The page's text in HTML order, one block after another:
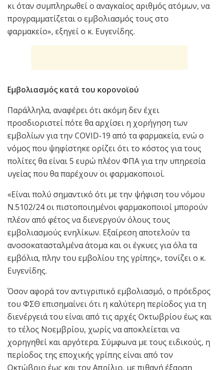
κι όταν συμπληρωθεί ο αναγκαίος αριθμός ατόμων, να
προγραμματίζεται ο εμβολιασμός τους στο
φαρμακείο», εξηγεί ο κ. Ευγενίδης.
Εμβολιασμός κατά του κορονοϊού
Παράλληλα, αναφέρει ότι ακόμη δεν έχει
προσδιοριστεί πότε θα αρχίσει η χορήγηση των
εμβολίων για την COVID-19 από τα φαρμακεία, ενώ ο
νόμος που ψηφίστηκε ορίζει ότι το κόστος για τους
πολίτες θα είναι 5 ευρώ πλέον ΦΠΑ για την υπηρεσία
υγείας που θα παρέχουν οι φαρμακοποιοί.
«Είναι πολύ σημαντικό ότι με την ψήφιση του νόμου
Ν.5102/24 οι πιστοποιημένοι φαρμακοποιοί μπορούν
πλέον από φέτος να διενεργούν όλους τους
εμβολιασμούς ενηλίκων. Εξαίρεση αποτελούν τα
ανοσοκατασταλμένα άτομα και οι έγκυες για όλα τα
εμβόλια, πλην του εμβολίου της γρίπης», τονίζει ο κ.
Ευγενίδης.
Όσον αφορά τον αντιγριπικό εμβολιασμό, ο πρόεδρος
του ΦΣΘ επισημαίνει ότι η καλύτερη περίοδος για τη
διενέργειά του είναι από τις αρχές Οκτωβρίου έως και
το τέλος Νοεμβρίου, χωρίς να αποκλείεται να
χορηγηθεί και αργότερα. Σύμφωνα με τους ειδικούς, η
περίοδος της εποχικής γρίπης είναι από τον
Οκτώβριο έως και τον Απρίλιο, με πιθανή έξαρση